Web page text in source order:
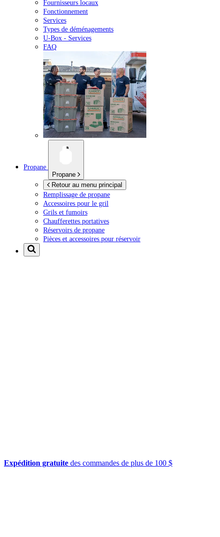
Fournisseurs locaux
Fonctionnement
Services
Types de déménagements
U-Box - Services
FAQ
Propane
Propane
Retour au menu principal
Remplissage de propane
Accessoires pour le gril
Grils et fumoirs
Chaufferettes portatives
Réservoirs de propane
Pièces et accessoires pour réservoir
Expédition gratuite des commandes de plus de 100 $